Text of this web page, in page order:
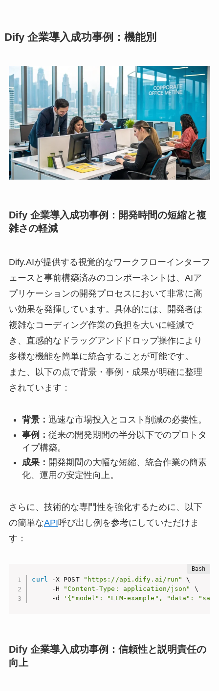
Dify 企業導入成功事例：機能別
Dify 企業導入成功事例：開発時間の短縮と複
雑さの軽減
Dify.AIが提供する視覚的なワークフローインターフ
ェースと事前構築済みのコンポーネントは、AIア
プリケーションの開発プロセスにおいて非常に高
い効果を発揮しています。具体的には、開発者は
複雑なコーディング作業の負担を大いに軽減で
き、直感的なドラッグアンドドロップ操作により
多様な機能を簡単に統合することが可能です。
また、以下の点で背景・事例・成果が明確に整理
されています：
背景： 迅速な市場投入とコスト削減の必要性。
事例： 従来の開発期間の半分以下でのプロトタ
イプ構築。
成果： 開発期間の大幅な短縮、統合作業の簡素
化、運用の安定性向上。
さらに、技術的な専門性を強化するために、以下
の簡単なAPI呼び出し例を参考にしていただけま
す：
curl -X POST "https://api.dify.ai/run"
\
     -H
"Content-Type: application/json"
\
     -d
'{"model": "LLM-example", "data":
Dify 企業導入成功事例：信頼性と説明責任の
向上